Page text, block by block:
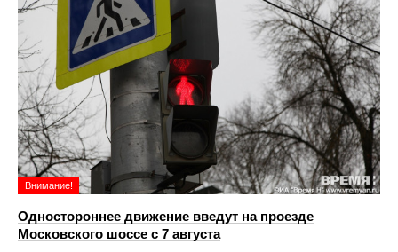
Внимание!
Одностороннее движение введут на проезде
Московского шоссе с 7 августа